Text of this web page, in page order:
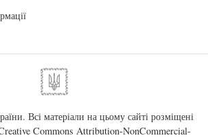
Всі матеріали на цьому сайті розміщені
Commons Attribution-NonCommercial-